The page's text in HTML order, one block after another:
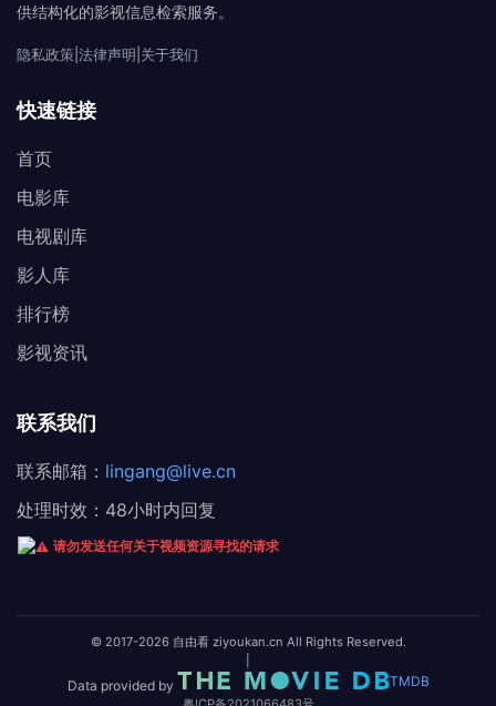
供结构化的影视信息检索服务。
隐私政策 法律声明 关于我们
快速链接
首页
电影库
电视剧库
影人库
排行榜
影视资讯
联系我们
联系邮箱： lingang@live.cn
处理时效：48小时内回复
请勿发送任何关于视频资源寻找的请求
© 2017-2026 自由看 ziyoukan.cn All Rights Reserved.
Data provided by TMDB